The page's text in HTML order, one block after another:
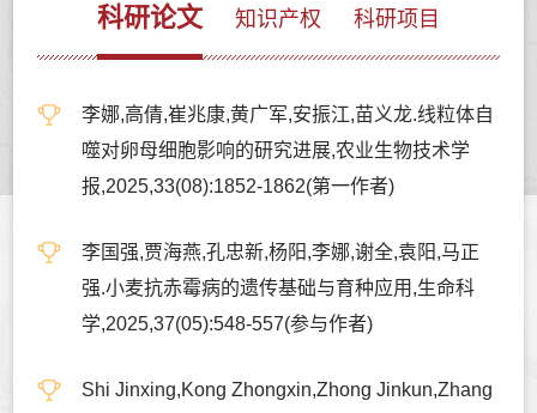
科研论文 知识产权 科研项目
李娜,高倩,崔兆康,黄广军,安振江,苗义龙.线粒体自
噬对卵母细胞影响的研究进展,农业生物技术学
报,2025,33(08):1852-1862(第一作者)
李国强,贾海燕,孔忠新,杨阳,李娜,谢全,袁阳,马正
强.小麦抗赤霉病的遗传基础与育种应用,生命科
学,2025,37(05):548-557(参与作者)
Shi Jinxing,Kong Zhongxin,Zhong Jinkun,Zhang